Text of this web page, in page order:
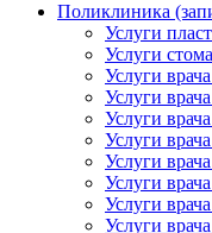
Поликлиника
Услуги
Услуги
Услуги
Услуги
Услуги
Услуги
Услуги
Услуги
Услуги
Услуги